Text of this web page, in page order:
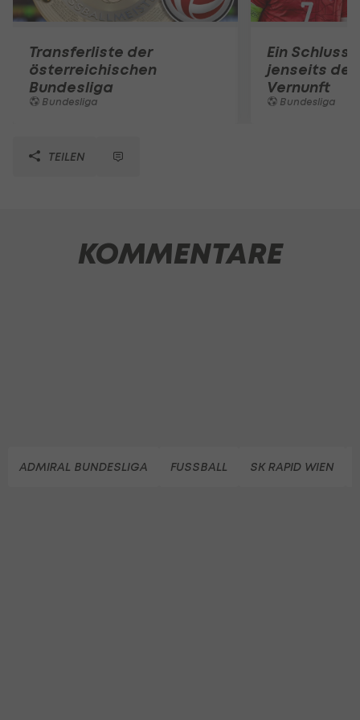
Transferliste der
österreichischen
Bundesliga
Bundesliga
Ein
jenseits der
Vernunft
Bundesliga
TEILEN
KOMMENTARE
ADMIRAL BUNDESLIGA FUSSBALL SK RAPID WIEN